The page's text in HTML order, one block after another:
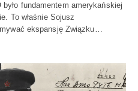
fundamentem amerykańskiej
To właśnie Sojusz
ekspansję Związku…